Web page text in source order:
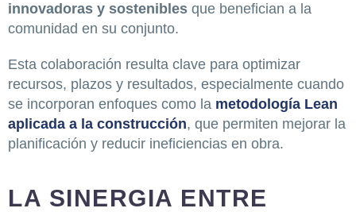
innovadoras y sostenibles que benefician a la
comunidad en su conjunto.
Esta colaboración resulta clave para optimizar
recursos, plazos y resultados, especialmente cuando
se incorporan enfoques como la metodología Lean
aplicada a la construcción, que permiten mejorar la
planificación y reducir ineficiencias en obra.
LA SINERGIA ENTRE